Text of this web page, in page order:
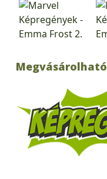
Megvásárolható